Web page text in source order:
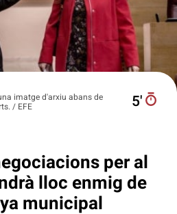
imatge d'arxiu abans de
/ EFE
5′
per al
lloc enmig de
municipal